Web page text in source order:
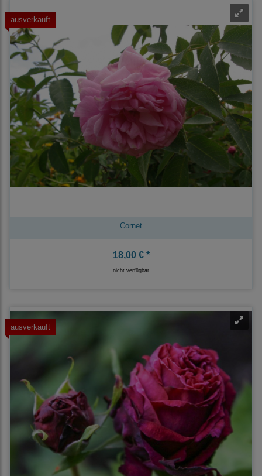
ausverkauft
Cornet
18,00 € *
nicht verfügbar
ausverkauft